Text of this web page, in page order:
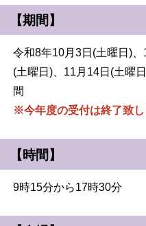
【期間】
令和8年10月3日(土曜日)
(土曜日)、11月14日(土曜
間
※今年度の受付は終了致し
【時間】
9時15分から17時30分